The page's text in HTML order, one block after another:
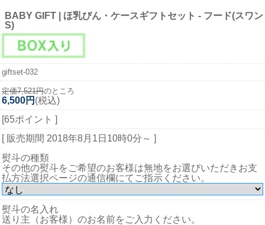
BABY GIFT | ほ乳びん・ケースギフトセット - フード(スワン
S)
giftset-032
定価7,521円のところ
6,500円 (税込)
[65ポイント ]
[ 販売期間 2018年8月1日10時0分 ～ ]
熨斗の種類
その他の熨斗をご希望のお客様は無地をお選びいただきお支
払方法選択ページの通信欄にてご指示ください。
熨斗の名入れ
送り主（お客様）のお名前をご入力ください。